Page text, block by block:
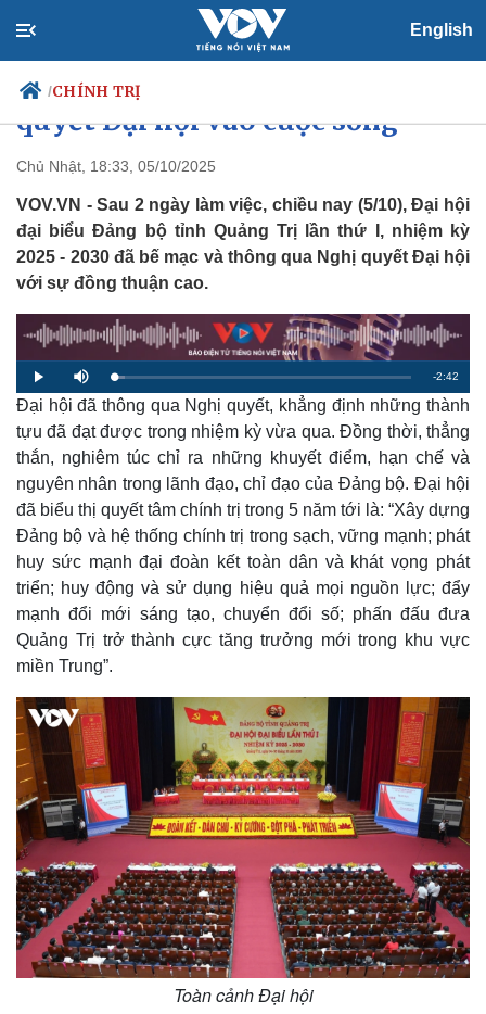
English
/CHÍNH TRỊ
Chính trị
Đảng
Tổ chức nhân sự
Quốc hội
Xã hội
Tin 24h
Dự báo thời tiết
Việc làm
Biển đảo
Quảng Trị khẩn trương đưa Nghị
quyết Đại hội vào cuộc sống
Chủ Nhật, 18:33, 05/10/2025
VOV.VN - Sau 2 ngày làm việc, chiều nay (5/10), Đại hội
đại biểu Đảng bộ tỉnh Quảng Trị lần thứ I, nhiệm kỳ
2025 - 2030 đã bế mạc và thông qua Nghị quyết Đại hội
với sự đồng thuận cao.
P
l
a
y
M
u
t
e
L
o
a
d
d
7
7
R
e
a
i
n
m
-2:42
Đại hội đã thông qua Nghị quyết, khẳng định những thành
tựu đã đạt được trong nhiệm kỳ vừa qua. Đồng thời, thẳng
thắn, nghiêm túc chỉ ra những khuyết điểm, hạn chế và
nguyên nhân trong lãnh đạo, chỉ đạo của Đảng bộ. Đại hội
đã biểu thị quyết tâm chính trị trong 5 năm tới là: “Xây dựng
Đảng bộ và hệ thống chính trị trong sạch, vững mạnh; phát
huy sức mạnh đại đoàn kết toàn dân và khát vọng phát
triển; huy động và sử dụng hiệu quả mọi nguồn lực; đẩy
mạnh đổi mới sáng tạo, chuyển đổi số; phấn đấu đưa
Quảng Trị trở thành cực tăng trưởng mới trong khu vực
miền Trung”.
Toàn cảnh Đại hội